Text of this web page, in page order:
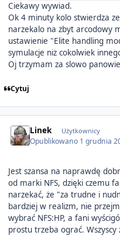
Ciekawy wywiad.
Ok 4 minuty kolo stwierdza
narzekalo na zbyt arcodowy
ustawienie "Elite handling
symulacje niz cokolwiek
Oj trzymam za slowo
Cytuj
Linek Użytkownicy
Opublikowano 1 grudnia
Jest szansa na naprawdę
od marki NFS, dzięki czemu
narzekać, że "za trudne i
bardziej w realizm, nie
wybrać NFS:HP, a fani
prostu trzeba ograć. Wszyscy